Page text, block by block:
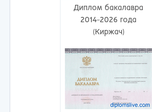
Диплом бакалавра
2014-2026 года
(Киржач)